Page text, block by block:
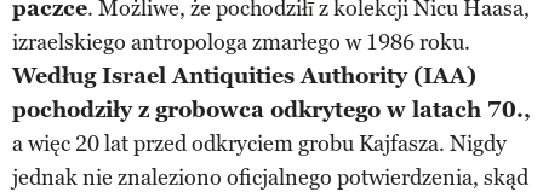
paczce. Możliwe, że pochodziłī z kolekcji Nicu Haasa,
izraelskiego antropologa zmarłego w 1986 roku.
Według Israel Antiquities Authority (IAA)
pochodziły z grobowca odkrytego w latach 70.,
a więc 20 lat przed odkryciem grobu Kajfasza. Nigdy
jednak nie znaleziono oficjalnego potwierdzenia, skąd